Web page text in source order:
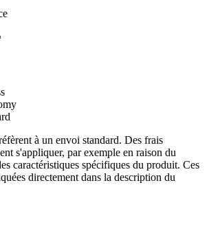
à un envoi standard. Des frais
s'appliquer, par exemple en raison du
caractéristiques spécifiques du produit. Ces
directement dans la description du